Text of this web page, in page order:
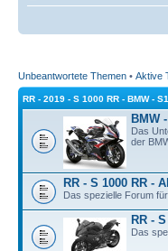
Unbeantwortete Themen • Aktive
RR - 2019 - S 1000 RR - BMW -
BMW
Das
der
RR - S 1000 RR -
Das spezielle Forum
RR -
Das